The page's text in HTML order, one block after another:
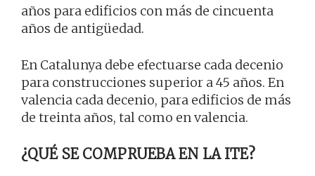
años para edificios con más de cincuenta
años de antigüedad.
En Catalunya debe efectuarse cada decenio
para construcciones superior a 45 años. En
valencia cada decenio, para edificios de más
de treinta años, tal como en valencia.
¿QUÉ SE COMPRUEBA EN LA ITE?